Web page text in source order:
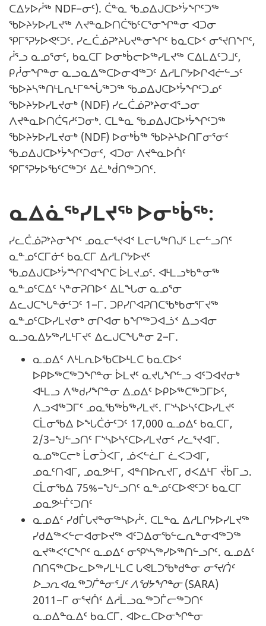
ᑕᐃᔭᐅᓲᖅ NDF−ᓂᑦ). ᑖᓐᓇ ᖃᓄᐃᒍᑕᐅᔾᔮᖏᑦᑐᖅ
ᖃᐅᔨᔭᐅᓯᒪᔪᖅ ᐱᔪᓐᓇᐅᑎᑖᖃᑦᑕᕐᓂᖏᓐᓂ ᐊᑐᓂ
ᕿᒥᕐᕈᔭᐅᕙᑦᑐᑦ. ᓯᓚᑖᓅᕈᔾᔨᒐᔪᓐᓂᖏᑦ ᑲᓇᑕᐅᑉ ᓂᕐᔪᑎᖏᑦ,
ᓲᕐᓗ ᓇᓄᕐᓂᑦ, ᑲᓇᑕᒥ ᐅᓂᒃᑳᓕᐅᖅᓯᒪᔪᖅ ᑕᐃᒪᐃᑦᑐᒧᑦ,
ᑭᓲᓂᖏᓐᓂ ᓇᓗᓇᐃᖅᑕᐅᓂᐊᖅᑐᑦ ᐃᓱᒪᒋᔭᐅᒋᐊᓖᓪᓗᑦ
ᖃᐅᔨᓴᖅᑎᒻᒪᕆᒻᒥᓐᖔᖅᑐᖅ ᖃᓄᐃᒍᑕᐅᔾᔮᖏᑦᑐᓄᑦ
ᖃᐅᔨᔭᐅᓯᒪᔪᓂᒃ (NDF) ᓯᓚᑖᓅᕈᔾᔨᓂᐊᕐᓗᓂ
ᐱᔪᓐᓇᐅᑎᑖᕋᓱᑦᑐᓂᒃ. ᑕᒪᓐᓇ ᖃᓄᐃᒍᑕᐅᔾᔮᖏᑦᑐᖅ
ᖃᐅᔨᔭᐅᓯᒪᔪᓂᒃ (NDF) ᐅᓂᒃᑳᖅ ᖃᐅᔨᓴᐅᑎᒥᓂᕐᓂᑦ
ᖃᓄᐃᒍᑕᐅᔾᔮᖏᑦᑐᓂᑦ, ᐊᑐᓂ ᐱᔪᓐᓇᐅᑏᑦ
ᕿᒥᕐᕈᔭᐅᖃᑦᑕᖅᑐᑦ ᐃᓛᒃᑰᑎᖅᑐᑎᑦ.
ᓇᐃᓈᖅᓯᒪᔪᖅ ᐅᓂᒃᑳᖅ:
ᓯᓚᑖᓅᕈᔾᔨᓂᖏᑦ ᓄᓇᓕᕐᔪᐊᑉ ᒪᓕᒐᖅᑎᒍᑦ ᒪᓕᓪᓗᑎᑦ
ᓇᓐᓄᑦᑕᒥᓃᑦ ᑲᓇᑕᒥ ᐃᓱᒪᒋᔭᐅᔪᑦ
ᖃᓄᐃᒍᑕᐅᔾᔮᙱᒋᐊᖏᑕ ᐆᒪᔪᓄᑦ. ᐊᒻᒪᓗᒃᑲᓐᓂᖅ
ᓇᓐᓄᑦᑕᐃᑦ ᓴᓐᓂᕈᑎᐅᑉ ᐃᒪᖓᓂ ᓇᓄᕐᓂ
ᐃᓚᒍᑕᖓᓐᓃᑦᑐᑦ 1−ᒥ. ᑐᑭᓯᒋᐊᕈᑎᑕᖃᒃᑲᓂᕐᒥᔪᖅ
ᓇᓐᓄᑦᑕᐅᓯᒪᔪᓂᒃ ᓂᒋᐊᓂ ᑲᖏᖅᑐᐊᓘᑉ ᐃᓗᐊᓂ
ᓇᓗᓇᐃᔭᖅᓯᒪᒻᒥᔪᑦ ᐃᓚᒍᑕᖓᓐᓂ 2−ᒥ.
ᓇᓄᐃᑦ ᐱᒻᒪᕆᐅᖃᑕᐅᒻᒪᑕ ᑲᓇᑕᐅᑉ
ᐅᑭᐅᖅᑕᖅᑐᖏᓐᓂ ᐆᒪᔪᑦ ᓇᔪᒐᖏᓪᓗ ᐊᑦᑐᐊᔪᓂᒃ
ᐊᒻᒪᓗ ᐱᖅᑯᓯᖏᓐᓂ ᐃᓄᐃᑦ ᐅᑭᐅᖅᑕᖅᑐᒥᐅᑦ,
ᐱᓗᐊᖅᑐᒥᑦ ᓄᓇᖃᖅᑳᖅᓯᒪᔪᑦ. ᒥᔅᓴᐅᓴᑦᑕᐅᓯᒪᔪᑦ
ᑕᒫᓂᖃᐃ ᐅᖓᑖᓃᑦᑐᑦ 17,000 ᓇᓄᐃᑦ ᑲᓇᑕᒥ,
2/3−ᖑᓪᓗᑎᑦ ᒥᔅᓴᐅᓴᑦᑕᐅᓯᒪᔪᓂᑦ ᓯᓚᕐᔪᐊᒥ.
ᓇᓄᖅᑕᓕᒃ ᒫᓂᑑᐸᒥ, ᓅᐸᓪᓛᒥ ᓛᐸᑐᐊᒥ,
ᓄᓇᑦᑎᐊᒥ, ᓄᓇᕗᒻᒥ, ᐊᓐᑎᐅᕆᔪᒥ, ᑯᐸᐃᒻᒥ ᔫᑳᒥᓗ.
ᑕᒫᓂᖃᐃ 75%−ᖑᓪᓗᑎᑦ ᓇᓐᓄᑦᑕᐅᕙᑦᑐᑦ ᑲᓇᑕᒥ
ᓄᓇᕗᒻᒦᑦᑐᑎᑦ
ᓇᓄᐃᑦ ᓯᑯᒦᒐᔪᓐᓂᖅᓴᐅᓲᑦ. ᑕᒪᓐᓇ ᐃᓱᒪᒋᔭᐅᓯᒪᔪᖅ
ᓯᑯᐃᖅᐸᓪᓕᐊᓂᐅᔪᖅ ᐊᑦᑐᐃᓂᖃᓪᓚᕆᓐᓂᐊᖅᑐᖅ
ᓇᔪᖅᐸᑦᑕᖏᑦ ᓇᓄᐃᑦ ᓂᕿᔅᓴᖅᓯᐅᖅᑎᓪᓗᒋᑦ. ᓇᓄᐃᑦ
ᑎᑎᕋᖅᑕᐅᓚᐅᖅᓯᒪᒻᒪᑕ ᒐᕙᒪᑐᖃᒃᑯᓐᓂ ᓂᕐᔪᑏᑦ
ᐅᓗᕆᐊᓇᖅᑐᒦᓐᓂᕐᒧᑦ ᐱᖁᔭᖏᓐᓂ(SARA)
2011−ᒥ ᓂᕐᔪᑏᑦ ᐃᓱᒫᓗᓇᖅᑐᒦᓕᖅᑐᑎᑦ
ᓇᓄᐃᓐᓇᐃᑦ ᑲᓇᑕᒥ. ᐊᐅᓚᑕᐅᓂᖏᓐᓂ